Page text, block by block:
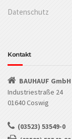
Datenschutz
Kontakt
BAUHAUF GmbH
Industriestraße 24
01640 Coswig
(03523) 53549-0